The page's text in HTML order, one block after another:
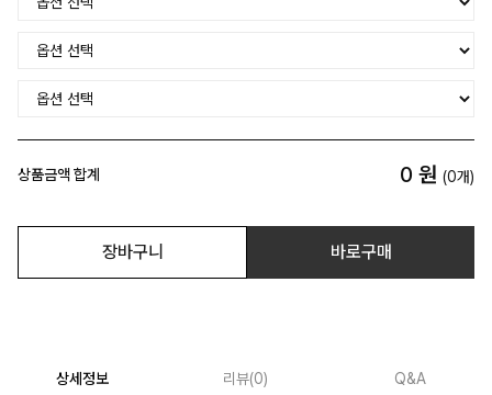
상품금액 합계 0 원 (0개)
장바구니 바로구매
상세정보 리뷰(0) Q&A